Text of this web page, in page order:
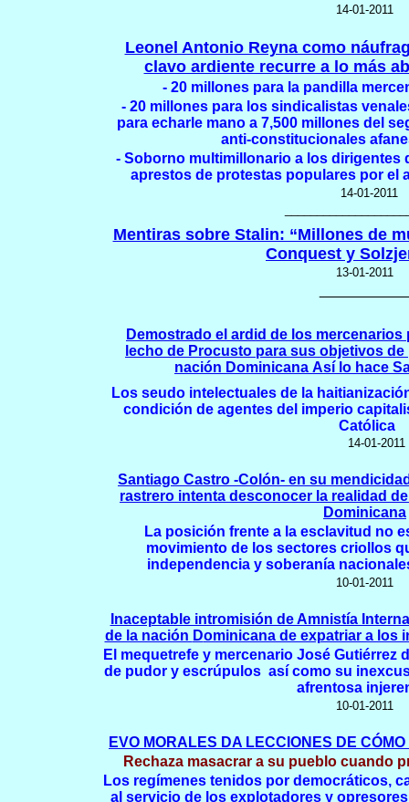
14-01-2011
Leonel Antonio Reyna como
clavo ardiente recurre a lo más
- 20 millones para la pandilla
- 20 millones para los sindicalistas
para echarle mano a 7,500 millones del
anti-constitucionales
- Soborno multimillonario a los dirigentes
aprestos de protestas populares por el
14-01-2011
Mentiras sobre Stalin: “Millones de
Conquest y
13-01-2011
Demostrado el ardid de los
lecho de Procusto para sus objetivos
nación Dominicana Así lo hace
Los seudo intelectuales de la
condición de agentes del imperio
Católica
14-01-2011
Santiago Castro -Colón- en su
rastrero intenta desconocer la realidad
Dominicana
La posición frente a la esclavitud no
movimiento de los sectores criollos
independencia y soberanía
10-01-2011
Inaceptable intromisión de Amnistía
de la nación Dominicana de expatriar a los
El mequetrefe y mercenario José Gutiérrez
de pudor y escrúpulos así como su
afrentosa
10-01-2011
EVO MORALES DA LECCIONES DE
Rechaza masacrar a su pueblo cuando
Los regímenes tenidos por democráticos,
al servicio de los explotadores y